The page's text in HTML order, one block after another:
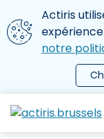
Aller au contenu
Nous utilisons
Actiris
notre
le menu